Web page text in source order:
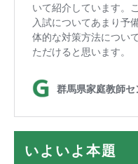
いよいよ本題